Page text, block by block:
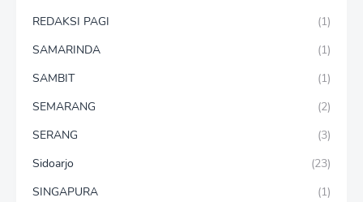
REDAKSI PAGI
(1)
SAMARINDA
(1)
SAMBIT
(1)
SEMARANG
(2)
SERANG
(3)
Sidoarjo
(23)
SINGAPURA
(1)